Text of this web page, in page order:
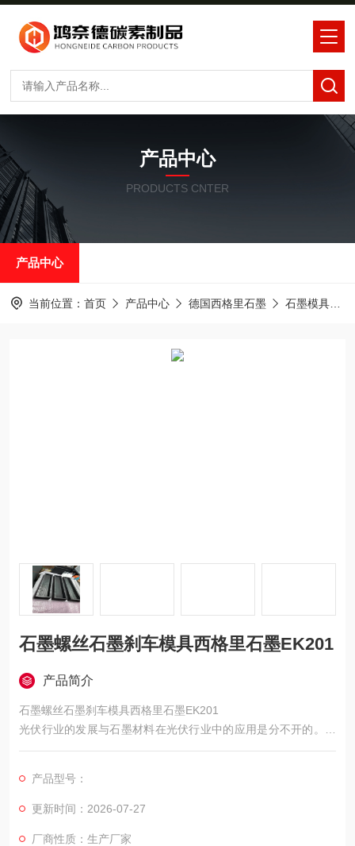
产品中心
PRODUCTS CNTER
产品中心
当前位置： 首页 产品中心 德国西格里石墨 石墨模具
石墨螺丝石墨刹车模具西格里石墨EK201
产品简介
石墨螺丝石墨刹车模具西格里石墨EK201
光伏行业的发展与石墨材料在光伏行业中的应用是分不开的。在
光伏行业中，直拉单晶炉的加热系统大量采用高纯石墨材料。进
产量与市场需求上都出现了突飞猛进的增长，这也给石墨制品在
光伏产业领域提供了一个发展前景广阔的新市场。
产品型号：
更新时间：2026-07-27
厂商性质：生产厂家